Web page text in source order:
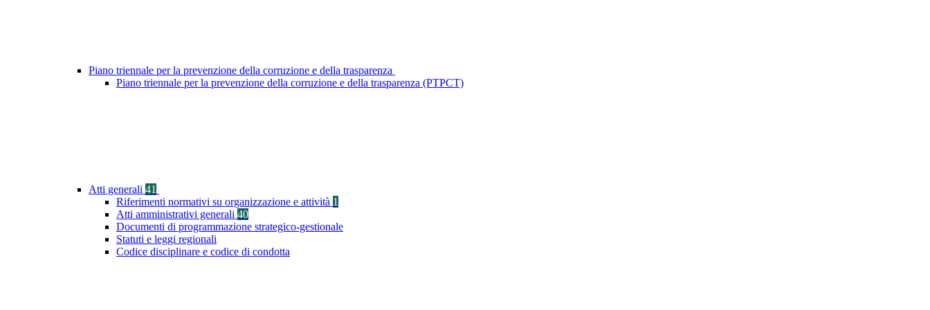
Piano triennale per la prevenzione della corruzione e della trasparenza
Piano triennale per la prevenzione della corruzione e della trasparenza (PTPCT)
Atti generali 41
Riferimenti normativi su organizzazione e attività 1
Atti amministrativi generali 40
Documenti di programmazione strategico-gestionale
Statuti e leggi regionali
Codice disciplinare e codice di condotta